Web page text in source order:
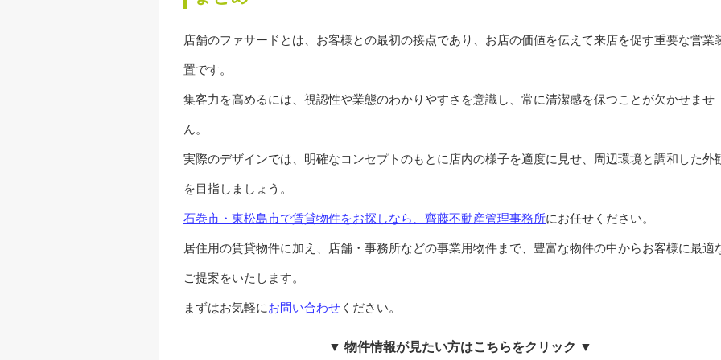
店舗のファサードとは、お客様との最初の接点であり、お店の価値を伝えて来店を促す重要な営業
置です。
集客力を高めるには、視認性や業態のわかりやすさを意識し、常に清潔感を保つことが欠かせませ
ん。
実際のデザインでは、明確なコンセプトのもとに店内の様子を適度に見せ、周辺環境と調和した外
を目指しましょう。
石巻市・東松島市で賃貸物件をお探しなら、齊藤不動産管理事務所にお任せください。
居住用の賃貸物件に加え、店舗・事務所などの事業用物件まで、豊富な物件の中からお客様に最適
ご提案をいたします。
まずはお気軽にお問い合わせ ください。
▼ 物件情報が見たい方はこちらをクリック ▼